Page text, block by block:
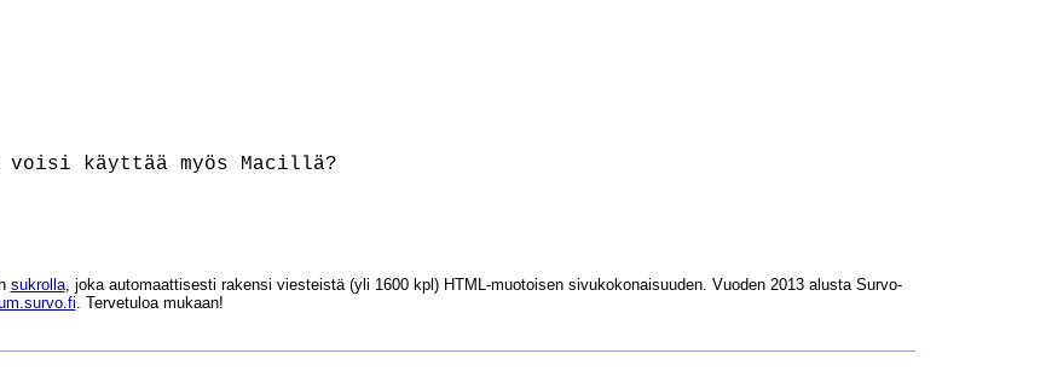
sukrolla, joka automaattisesti rakensi viesteistä (yli 1600 kpl) HTML-muotoisen sivukokonaisuuden. Vuoden 2013 alusta Survo-
. Tervetuloa mukaan!